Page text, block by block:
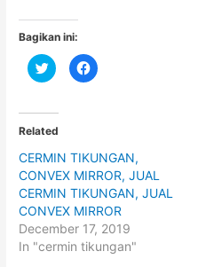
Bagikan ini:
C
l
t
o
s
h
a
r
e
o
n
T
w
i
t
C
l
h
a
r
e
o
n
F
a
c
e
Related
CERMIN TIKUNGAN,
CONVEX MIRROR, JUAL
CERMIN TIKUNGAN, JUAL
CONVEX MIRROR
December 17, 2019
In "cermin tikungan"